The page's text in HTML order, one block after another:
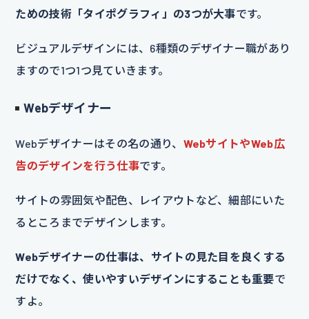
ための技術「タイポグラフィ」の3つが大事です。
ビジュアルデザインには、6種類のデザイナー職があり
ますので1つ1つ見ていきます。
Webデザイナー
Webデザイナーはその名の通り、 WebサイトやWeb広
告のデザインを行う仕事です。
サイトの雰囲気や配色、レイアウトなど、細部にいた
るところまでデザインします。
Webデザイナーの仕事は、サイトの見た目を良くする
だけでなく、使いやすいデザインにすることも重要で
すよ。